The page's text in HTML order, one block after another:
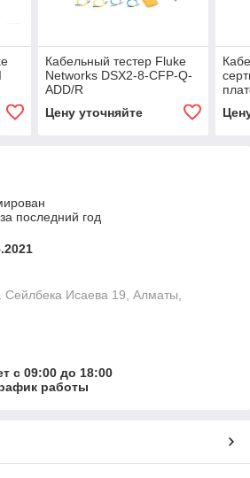
Кабельный тестер Fluke
Networks DSX2-8-CFP-Q-
ADD/R
Цену уточняйте
INT
последний год
Сейлбека Исаева 19, Алматы,
с 09:00 до 18:00
работы